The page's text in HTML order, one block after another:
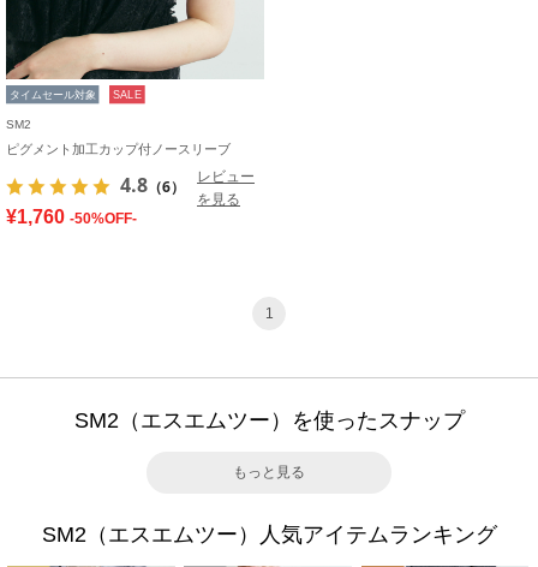
タイムセール対象 SALE
SM2
ピグメント加工カップ付ノースリーブ
4.8 （6）
レビュー
を見る
¥1,760 -50%OFF-
1
SM2（エスエムツー）を使ったスナップ
もっと見る
SM2（エスエムツー）人気アイテムランキング